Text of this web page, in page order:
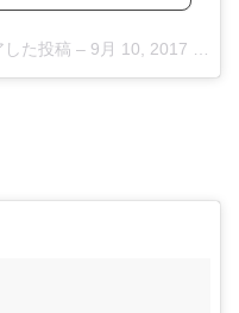
した投稿 – 9月 10, 2017 at 5:15午前 PDT